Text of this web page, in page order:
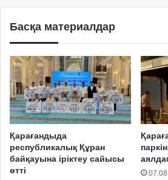
Басқа материалдар
Қарағандыда
республикалық Құран
байқауына іріктеу сайысы
өтті